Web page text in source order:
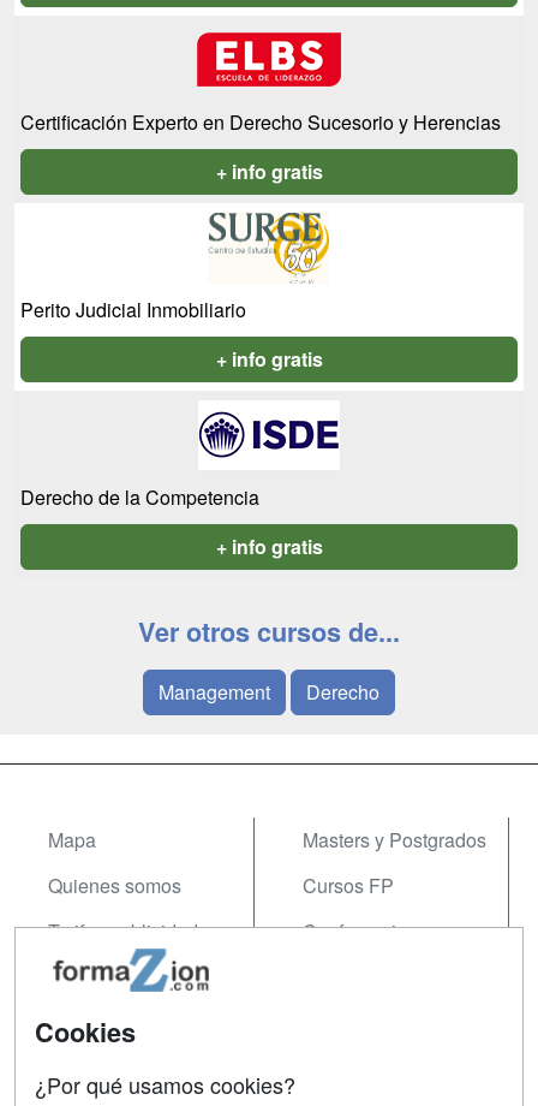
Certificación Experto en Derecho Sucesorio y Herencias
+ info gratis
Perito Judicial Inmobiliario
+ info gratis
Derecho de la Competencia
+ info gratis
Ver otros cursos de...
Management Derecho
Mapa
Quienes somos
Tarifas publicidad
Acceso Usuarios
Acceso Centros
Masters y Postgrados
Cursos FP
Conferencias
Cookies
¿Por qué usamos cookies?